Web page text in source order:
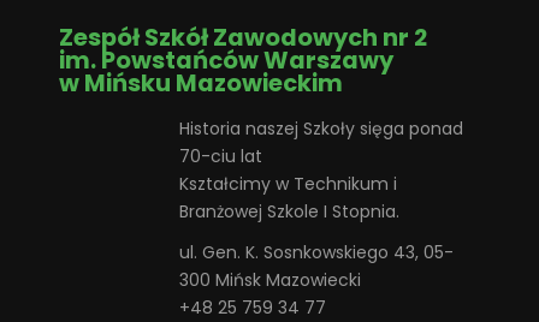
Zespół Szkół Zawodowych nr 2
im. Powstańców Warszawy
w Mińsku Mazowieckim
Historia naszej Szkoły sięga ponad
70-ciu lat
Kształcimy w Technikum i
Branżowej Szkole I Stopnia.
ul. Gen. K. Sosnkowskiego 43, 05-
300 Mińsk Mazowiecki
+48 25 759 34 77